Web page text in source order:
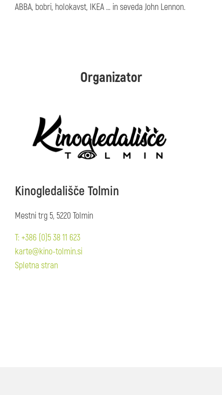
ABBA, bobri, holokavst, IKEA … in seveda John Lennon.
Organizator
Kinogledališče Tolmin
Mestni trg 5, 5220 Tolmin
T: +386 (0)5 38 11 623
karte@kino-tolmin.si
Spletna stran